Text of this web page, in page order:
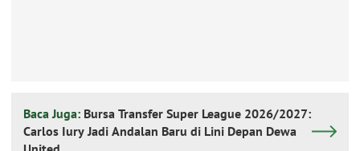
Baca Juga: Bursa Transfer Super League 2026/2027:
Carlos Iury Jadi Andalan Baru di Lini Depan Dewa